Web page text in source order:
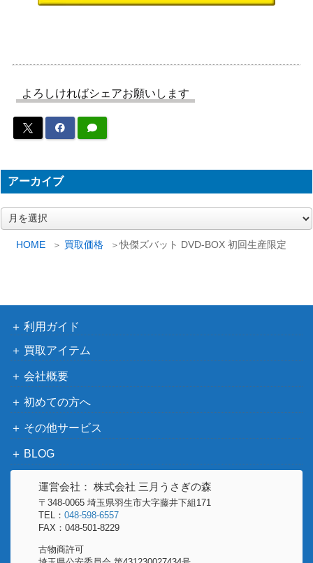
HOME 買取価格 快傑ズバット DVD-BOX 初回生産限定
よろしければシェアお願いします
アーカイブ
ー
利用ガイド
買取アイテム
会社概要
初めての方へ
その他サービス
BLOG
運営会社： 株式会社 三月うさぎの森
〒348-0065 埼玉県羽生市大字藤井下組171
TEL： 048-598-6557
FAX：048-501-8229
古物商許可